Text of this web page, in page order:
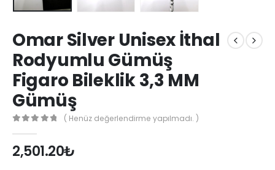
Omar Silver Unisex İthal
Rodyumlu Gümüş
Figaro Bileklik 3,3 MM
Gümüş
( Henüz değerlendirme yapılmadı. )
2,501.20₺